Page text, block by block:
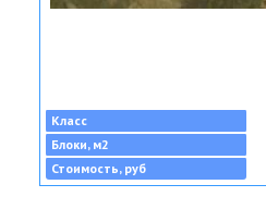
Класс
Блоки, м2
Стоимость, руб